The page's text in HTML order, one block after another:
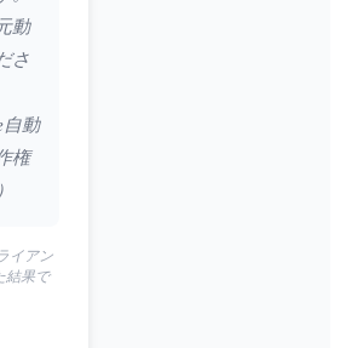
動
さ
自動
権
イアン
結果で